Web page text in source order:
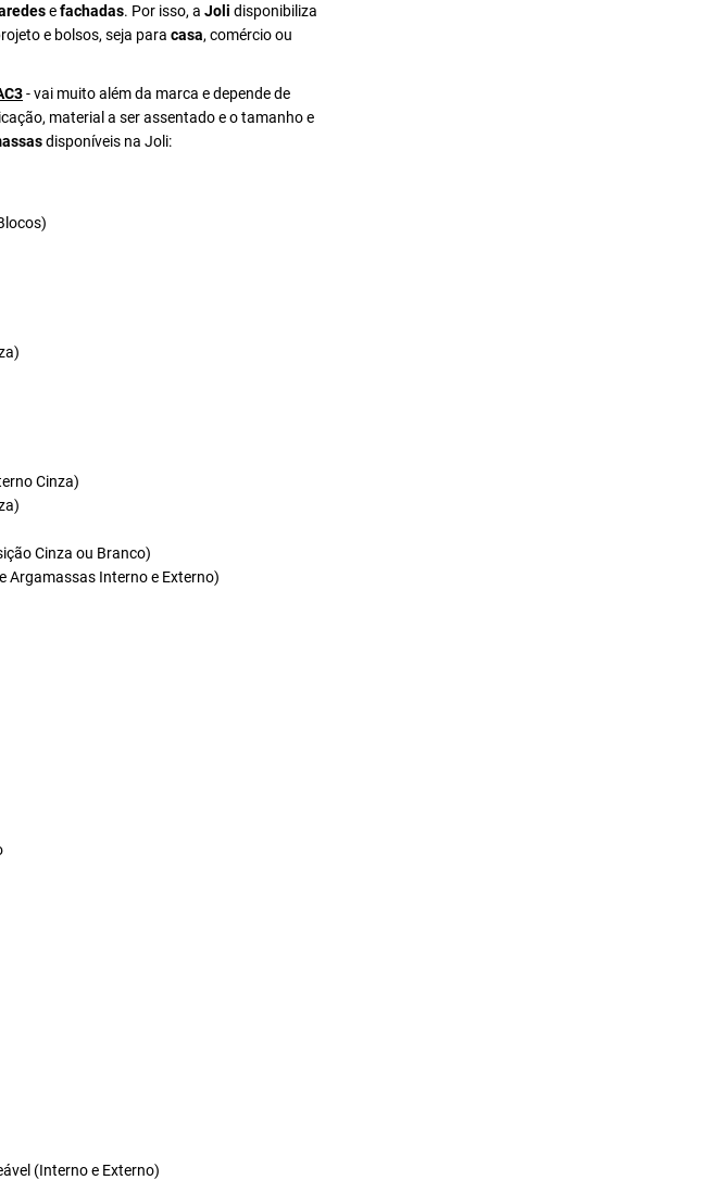
efachadas. Por isso, a Joli disponibiliza
e bolsos, seja para casa, comércio ou
- vai muito além da marca e depende de
material a ser assentado e o tamanho e
disponíveis na Joli:
Cinza)
Cinza ou Branco)
Argamassas Interno e Externo)
(Interno e Externo)